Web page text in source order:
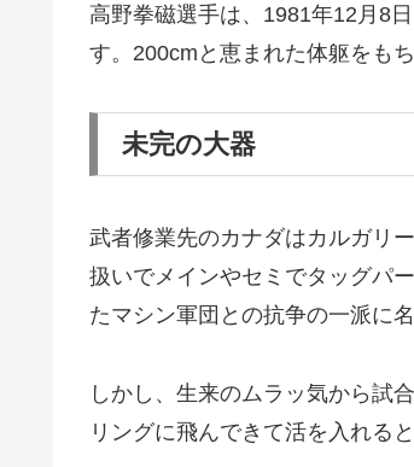
高野拳磁選手は、1981年12月8
す。200cmと恵まれた体躯をも
未完の大器
武者修業先のカナダはカルガリ
扱いでメインやセミでタッグパ
たマシン軍団との抗争の一派に名
しかし、生来のムラッ気から試
リングに飛んできて活を入れる